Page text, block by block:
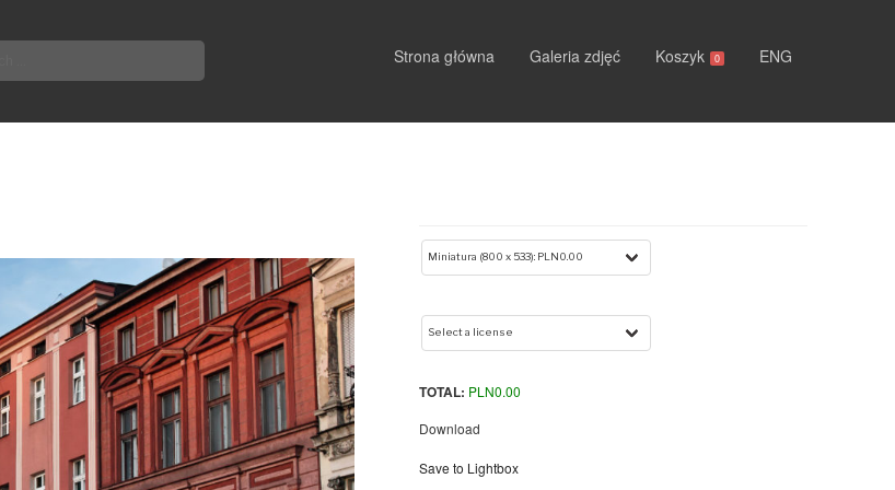
Strona główna Galeria zdjęć Koszyk 0 ENG
TOTAL: PLN0.00
Download
Save to Lightbox